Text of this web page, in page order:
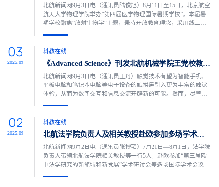
北航新闻网9月3日电（通讯员陆俊旭）8月11日至15日，北京航空
航天大学物理学院举办“第四届医学物理国际暑期学校”。本届暑
期学校聚焦“放射生物学”主题，秉持开放教育理念，采用线上线
院深圳医院、中国医学科学院肿瘤医院、中山大学肿瘤防治中
心、四川省肿瘤医院、武汉大学人民医院、首都医科大学附属北
京...
03
2025.09
科教在线
《Advanced Science》刊发北航机械学院王党校教授团队科研成果：面向触摸屏触觉反...
北航新闻网9月3日电（通讯员王丹）触觉技术有望为智能手机、
平板电脑和笔记本电脑等电子设备的触摸屏引入更为丰富的触觉
体验，从而为数字交互和信息交流开辟新的可能。然而，尽管视
这一问题，近日，北京航空航天大学机械学院王党校教授团队联
合香港城市大学、北京大学等合作单位，提出了一种完全透明的
高分...
02
2025.09
科教在线
北航法学院负责人及相关教授赴欧参加多场学术活动
北航新闻网9月2日电（通讯员张博珺）7月21日—8月1日，法学院
负责人带领北航法学院相关教授等一行5人，赴欧参加“第三届欧
中法学研究的新领域和新发展”学术研讨会等多场国际学术会议。